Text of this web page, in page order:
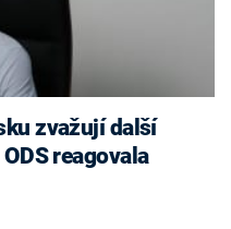
reagovala